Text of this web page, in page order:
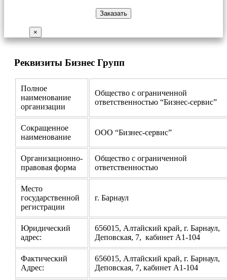
×
Реквизиты Бизнес Групп
Полное
наименование
организации
Общество с ограниченной
ответственностью “Бизнес-сервис”
Сокращенное
наименование
ООО “Бизнес-сервис”
Организационно-
правовая форма
Общество с ограниченной
ответственностью
Место
государственной
регистрации
г. Барнаул
Юридический
адрес:
656015, Алтайский край, г. Барнаул,
Деповская, 7, кабинет А1-104
Фактический
Адрес:
656015, Алтайский край, г. Барнаул,
Деповская, 7, кабинет А1-104